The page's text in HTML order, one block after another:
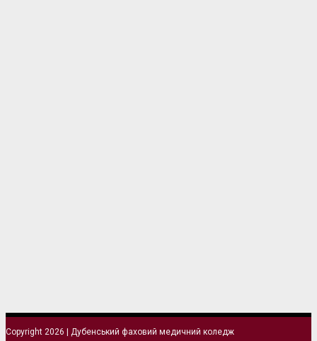
Copyright 2026 | Дубенський фаховий медичний коледж